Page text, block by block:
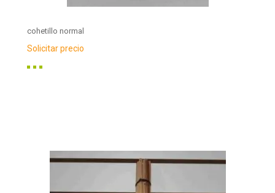
cohetillo normal
Solicitar precio